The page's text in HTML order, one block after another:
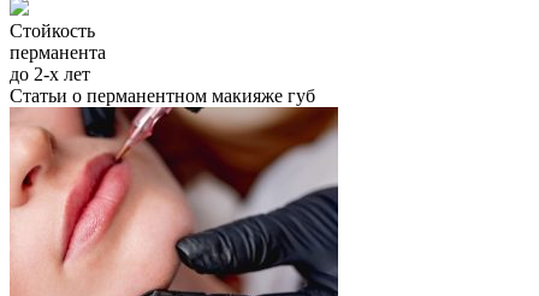
Стойкость
перманента
до 2-х лет
Статьи о перманентном макияже губ